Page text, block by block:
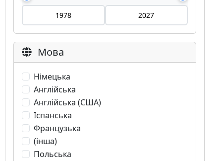
Мова
Німецька
Англійська
Англійська (США)
Іспанська
Французька
(інша)
Польська